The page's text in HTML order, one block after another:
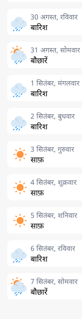
30 अगस्त, रविवार
बारिश
31 अगस्त, सोमवार
बौछारें
1 सितंबर, मंगलवार
बारिश
2 सितंबर, बुधवार
बारिश
3 सितंबर, गुरुवार
साफ़
4 सितंबर, शुक्रवार
साफ़
5 सितंबर, शनिवार
साफ़
6 सितंबर, रविवार
बारिश
7 सितंबर, सोमवार
बौछारें